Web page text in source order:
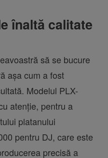
înaltă calitate
să se bucure
așa cum a fost
Modelul PLX-
atenție, pentru a
platanului
pentru DJ, care este
precisă a